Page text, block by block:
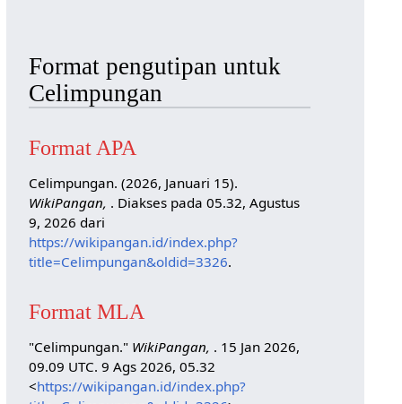
Format pengutipan untuk
Celimpungan
Format APA
Celimpungan. (2026, Januari 15).
WikiPangan, . Diakses pada 05.32, Agustus
9, 2026 dari
https://wikipangan.id/index.php?
title=Celimpungan&oldid=3326.
Format MLA
"Celimpungan." WikiPangan, . 15 Jan 2026,
09.09 UTC. 9 Ags 2026, 05.32
<https://wikipangan.id/index.php?